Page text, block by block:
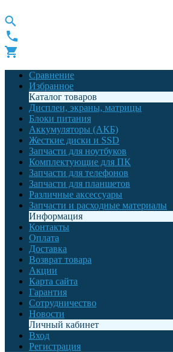
Сравнение
Избранное
Каталог товаров
Дисплеи, экраны, матрицы
Блоки питания
Аккумуляторы (АКБ)
Жесткие диски и SSD
Запчасти для ноутбуков
Комплектующие для ПК
Запчасти для телефонов
Запчасти для планшетов
Различные аксессуары
Запчасти и расходные материалы
Информация
Контакты
Оплата
Доставка
Возврат товара
Акции
Карта сайта
Гарантия
Сотрудничество
Новости
Личный кабинет
Вход
Регистрация